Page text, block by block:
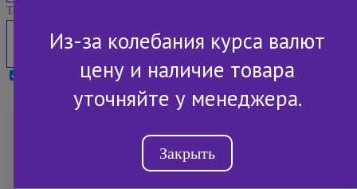
Телефон:
Я принимаю условия Политики конфиденциальности
+7 (843) 2-507-607
Из-за колебания курса валют
цену и наличие товара
уточняйте у менеджера.
Закрыть